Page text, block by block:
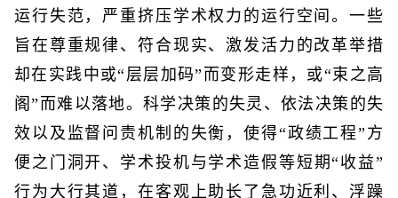
运行失范，严重挤压学术权力的运行空间。一些
旨在尊重规律、符合现实、激发活力的改革举措
却在实践中或“层层加码”而变形走样，或“束之高
阁”而难以落地。科学决策的失灵、依法决策的失
效以及监督问责机制的失衡，使得“政绩工程”方
便之门洞开、学术投机与学术造假等短期“收益”
行为大行其道，在客观上助长了急功近利、浮躁